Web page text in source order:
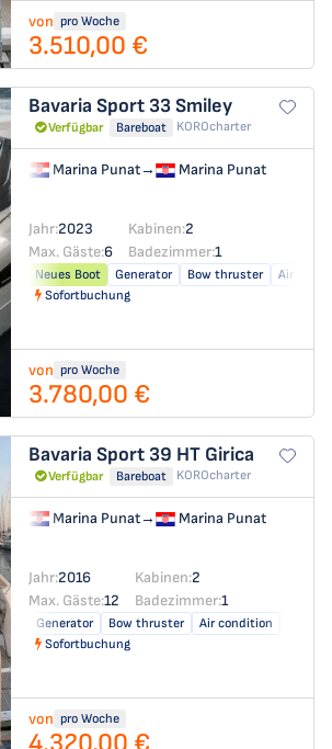
von pro Woche
3.510,00 €
Bavaria Sport 33Smiley
Verfügbar Bareboat KOROcharter
Marina Punat→ Marina Punat
Jahr:2023 Kabinen:2
Max. Gäste:6 Badezimmer:1
Neues Boot Generator Bow thruster
Air
Sofortbuchung
von pro Woche
3.780,00 €
Bavaria Sport 39 HT Girica
Verfügbar Bareboat KOROcharter
Marina Punat→ Marina Punat
Jahr:2016 Kabinen:2
Max. Gäste:12 Badezimmer:1
Generator Bow thruster
Air condition
Sofortbuchung
von pro Woche